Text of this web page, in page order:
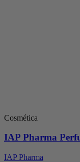
Cosmética
IAP Pharma
IAP Pharma